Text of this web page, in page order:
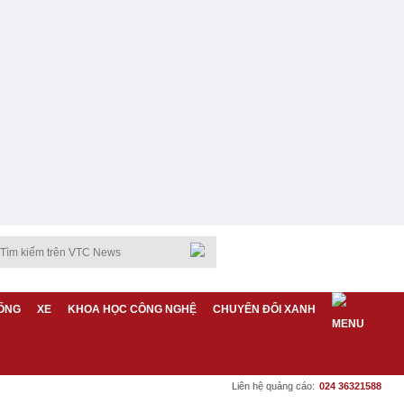
XE KHOA HỌC CÔNG NGHỆ CHUYỂN ĐỔI XANH
Liên hệ quảng cáo: 024 36321588